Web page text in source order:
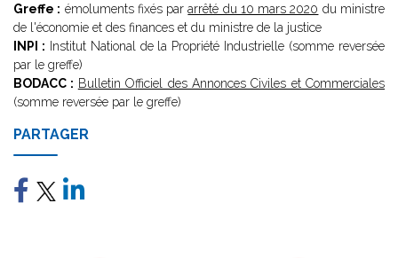
Greffe : émoluments fixés pararrêté du 10 mars 2020 du ministre
de l'économie et des finances et du ministre de la justice
INPI : Institut National de la Propriété Industrielle (somme reversée
par le greffe)
BODACC : Bulletin Officiel des Annonces Civiles et Commerciales
(somme reversée par le greffe)
PARTAGER